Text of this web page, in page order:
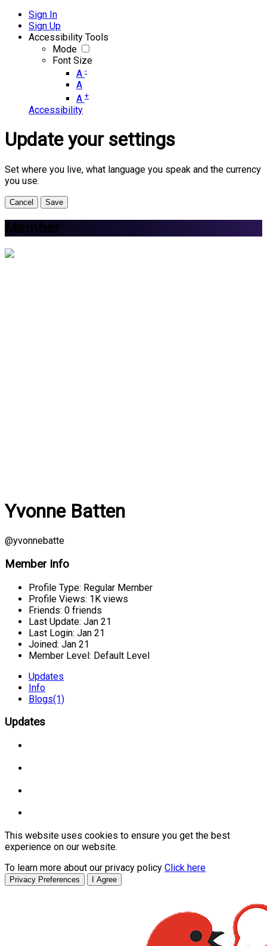
Sign In
Sign Up
Accessibility Tools
Mode
Font Size
A -
A
A +
Accessibility
Update your settings
Set where you live, what language you speak and the currency
you use.
Cancel Save
Member
Yvonne Batten
@yvonnebatte
Member Info
Profile Type: Regular Member
Profile Views: 1K views
Friends: 0 friends
Last Update: Jan 21
Last Login: Jan 21
Joined: Jan 21
Member Level: Default Level
Updates
Info
Blogs(1)
Updates
This website uses cookies to ensure you get the best
experience on our website.
To learn more about our privacy policy Click here
Privacy Preferences I Agree